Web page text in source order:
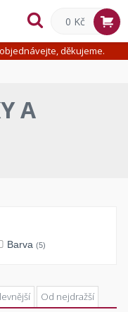
děkujeme.
0 Kč
A
Barva (5)
Od nejdražší